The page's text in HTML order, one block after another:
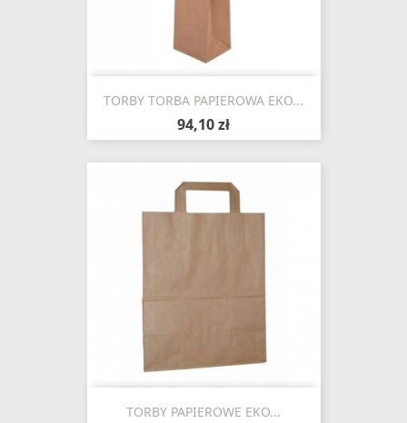
TORBY TORBA PAPIEROWA EKO...
94,10 zł
TORBY PAPIEROWE EKO...